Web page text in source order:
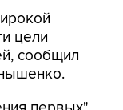
цели
сообщил